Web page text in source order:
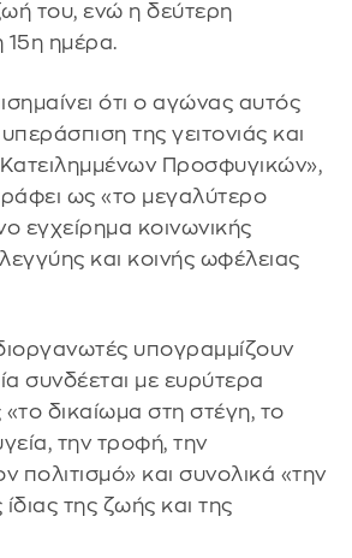
του, ενώ η δεύτερη
15η ημέρα.
ότι ο αγώνας αυτός
υπεράσπιση της γειτονιάς και
Κατειλημμένων Προσφυγικών»,
ως «το μεγαλύτερο
εγχείρημα κοινωνικής
και κοινής ωφέλειας
υπογραμμίζουν
συνδέεται με ευρύτερα
δικαίωμα στη στέγη, το
την τροφή, την
πολιτισμό» και συνολικά «την
της ζωής και της